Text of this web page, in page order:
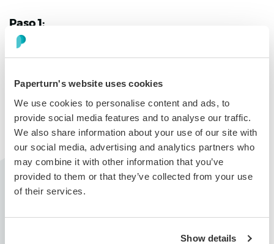
Paperturn's website uses cookies
We use cookies to personalise content and ads, to
provide social media features and to analyse our traffic.
We also share information about your use of our site with
our social media, advertising and analytics partners who
may combine it with other information that you’ve
provided to them or that they’ve collected from your use
of their services.
Show details
Paso 1:
En la esquina superior derecha del panel de control de
tu flipbook, haz clic en el menú de cuenta y selecciona
Paso 2:
Cambia la opciónMostrar Branding Paperturna
Desactivadoy haz clic en